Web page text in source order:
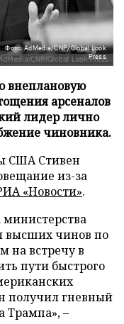
Фото: AdMedia/CNP/Global Look
Press
внеплановую
арсеналов
лидер лично
чиновника.
США Стивен
из-за
«Новости».
министерства
высших чинов по
на встречу в
пути быстрого
получил гневный
Трампа», –